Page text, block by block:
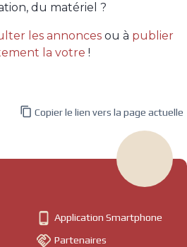
du matériel ?
les annoncesou à publier
la votre !
 Copier le lien vers la page actuelle
 Application Smartphone
 Partenaires